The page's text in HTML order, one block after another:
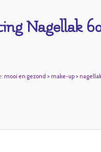
Nagellak
mooi en gezond > make-up >